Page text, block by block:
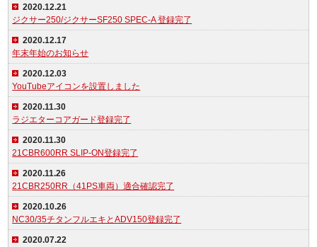
2020.12.21
ジクサー250/ジクサーSF250 SPEC-A 登録完了
2020.12.17
年末年始のお知らせ
2020.12.03
YouTubeアイコンを設置しました
2020.11.30
ラジエターコアガード登録完了
2020.11.30
21CBR600RR SLIP-ON登録完了
2020.11.26
21CBR250RR（41PS車両）適合確認完了
2020.10.26
NC30/35チタンフルエキとADV150登録完了
2020.07.22